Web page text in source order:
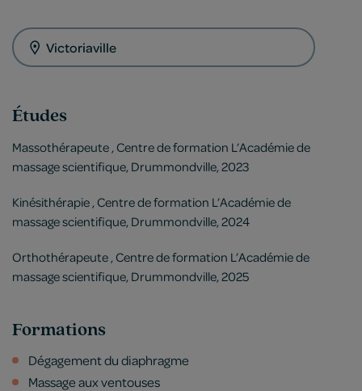
Victoriaville
Études
Massothérapeute , Centre de formation L’Académie de
massage scientifique, Drummondville, 2023
Kinésithérapie , Centre de formation L’Académie de
massage scientifique, Drummondville, 2024
Orthothérapeute , Centre de formation L’Académie de
massage scientifique, Drummondville, 2025
Formations
Dégagement du diaphragme
Massage aux ventouses